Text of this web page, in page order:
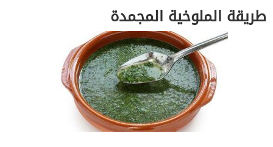
طريقة الملوخية المجمدة